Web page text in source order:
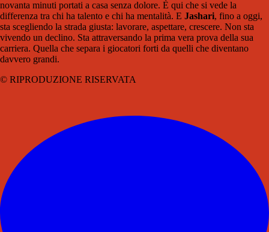
novanta minuti portati a casa senza dolore. È qui che si vede la
differenza tra chi ha talento e chi ha mentalità. E Jashari, fino a oggi,
sta scegliendo la strada giusta: lavorare, aspettare, crescere. Non sta
vivendo un declino. Sta attraversando la prima vera prova della sua
carriera. Quella che separa i giocatori forti da quelli che diventano
davvero grandi.
© RIPRODUZIONE RISERVATA